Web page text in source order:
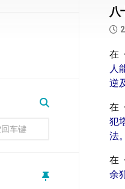
八
在
人
逆
在
犯
法
在
余